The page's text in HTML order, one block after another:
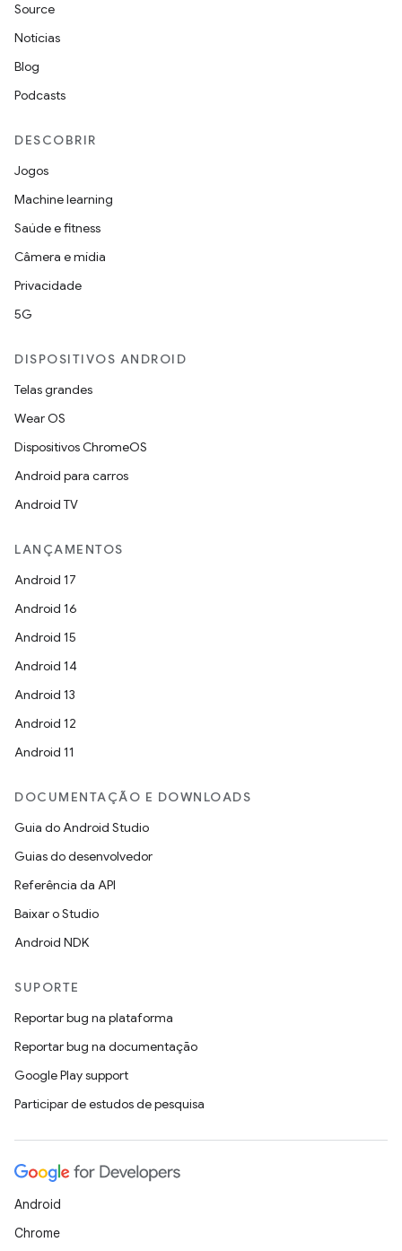
Source
Notícias
Blog
Podcasts
DESCOBRIR
Jogos
Machine learning
Saúde e fitness
Câmera e mídia
Privacidade
5G
DISPOSITIVOS ANDROID
Telas grandes
Wear OS
Dispositivos ChromeOS
Android para carros
Android TV
LANÇAMENTOS
Android 17
Android 16
Android 15
Android 14
Android 13
Android 12
Android 11
DOCUMENTAÇÃO E DOWNLOADS
Guia do Android Studio
Guias do desenvolvedor
Referência da API
Baixar o Studio
Android NDK
SUPORTE
Reportar bug na plataforma
Reportar bug na documentação
Google Play support
Participar de estudos de pesquisa
Android
Chrome